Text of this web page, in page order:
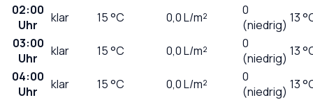
02:00
Uhr
klar 15°C 0,0L/m²
0
(niedrig) 13
03:00
Uhr
klar 15°C 0,0L/m²
0
(niedrig) 13
04:00
Uhr
klar 15°C 0,0L/m²
0
(niedrig) 13